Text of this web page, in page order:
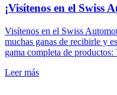
¡Visítenos en el Swiss
Visítenos en el Swiss
muchas ganas de recibirle y
gama completa de
Leer más